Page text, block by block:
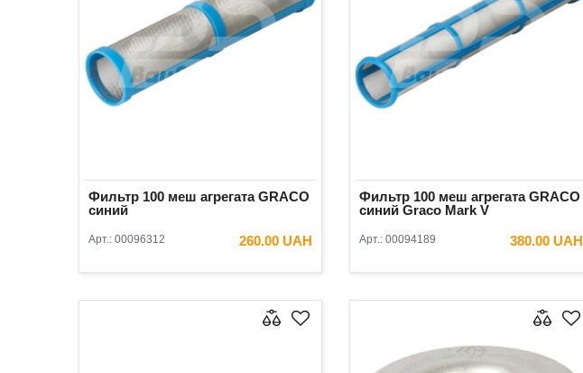
Фильтр 100 меш агрегата GRACO
синий
Арт.: 00096312 260.00 UAH
В КОРЗИНУ
Фильтр 100 меш агрегата GRACO
синий Graco Mark V
Арт.: 00094189 380.00 UAH
В КОРЗИНУ